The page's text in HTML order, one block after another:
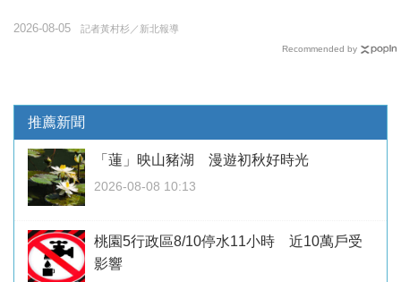
記者黃村杉／新北報導
2026-08-05
Recommended by
推薦新聞
「蓮」映山豬湖 漫遊初秋好時光
2026-08-08 10:13
桃園5行政區8/10停水11小時 近10萬戶受
影響